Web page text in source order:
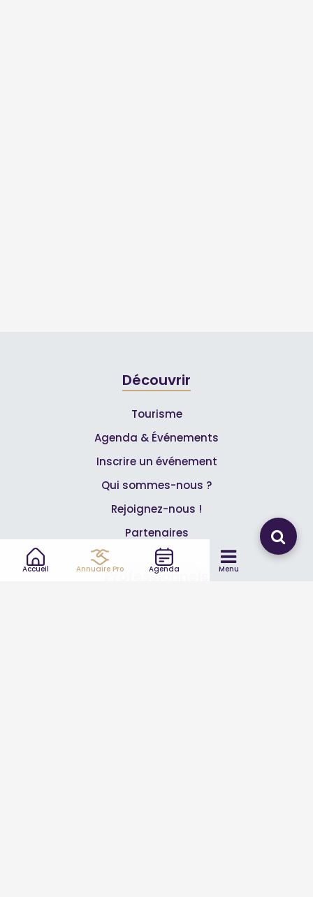
Accueil Annuaire Pro Agenda Menu
Découvrir
Tourisme
Agenda & Événements
Inscrire un événement
Qui sommes-nous ?
Rejoignez-nous !
Partenaires
Professionnels